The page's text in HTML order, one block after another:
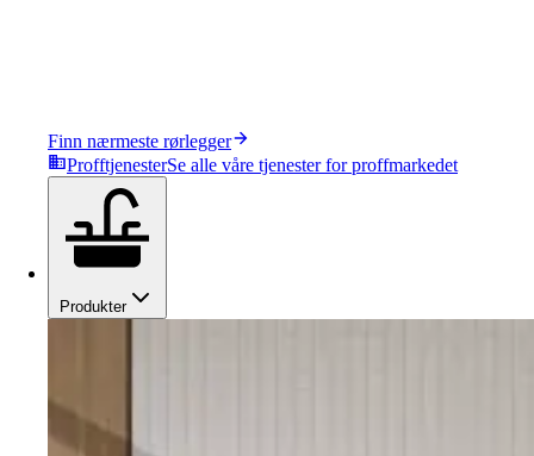
Finn nærmeste rørlegger
ProfftjenesterSe alle våre tjenester for proffmarkedet
Produkter